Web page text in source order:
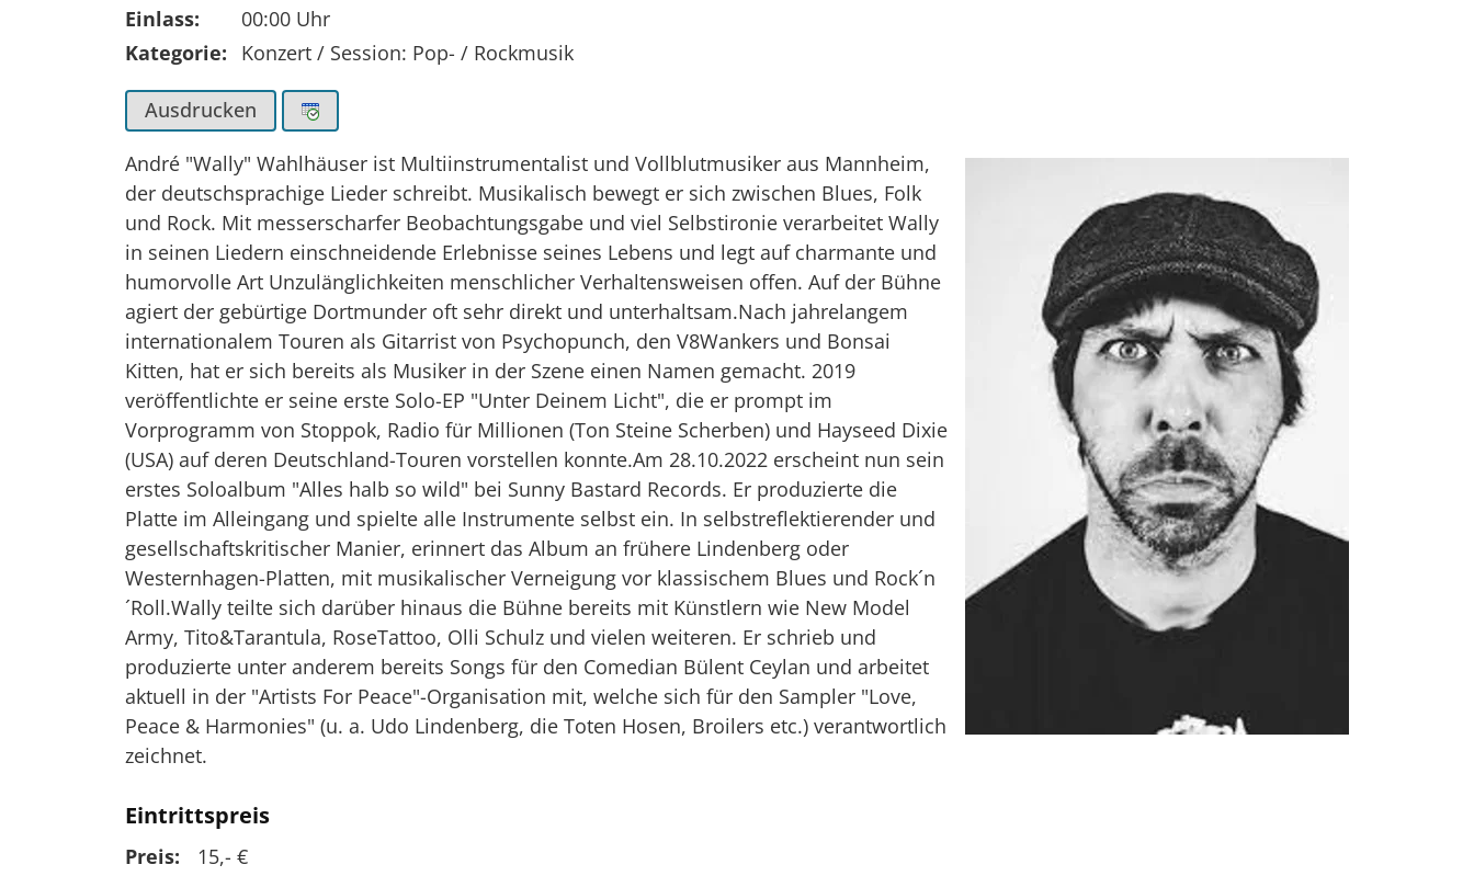
Einlass:
00:00 Uhr
Kategorie:
Konzert / Session: Pop- / Rockmusik
Ausdrucken
André "Wally" Wahlhäuser ist Multiinstrumentalist und Vollblutmusiker aus Mannheim,
der deutschsprachige Lieder schreibt. Musikalisch bewegt er sich zwischen Blues, Folk
und Rock. Mit messerscharfer Beobachtungsgabe und viel Selbstironie verarbeitet Wally
in seinen Liedern einschneidende Erlebnisse seines Lebens und legt auf charmante und
humorvolle Art Unzulänglichkeiten menschlicher Verhaltensweisen offen. Auf der Bühne
agiert der gebürtige Dortmunder oft sehr direkt und unterhaltsam.Nach jahrelangem
internationalem Touren als Gitarrist von Psychopunch, den V8Wankers und Bonsai
Kitten, hat er sich bereits als Musiker in der Szene einen Namen gemacht. 2019
veröffentlichte er seine erste Solo-EP "Unter Deinem Licht", die er prompt im
Vorprogramm von Stoppok, Radio für Millionen (Ton Steine Scherben) und Hayseed Dixie
(USA) auf deren Deutschland-Touren vorstellen konnte.Am 28.10.2022 erscheint nun sein
erstes Soloalbum "Alles halb so wild" bei Sunny Bastard Records. Er produzierte die
Platte im Alleingang und spielte alle Instrumente selbst ein. In selbstreflektierender und
gesellschaftskritischer Manier, erinnert das Album an frühere Lindenberg oder
Westernhagen-Platten, mit musikalischer Verneigung vor klassischem Blues und Rock´n
´Roll.Wally teilte sich darüber hinaus die Bühne bereits mit Künstlern wie New Model
Army, Tito&Tarantula, RoseTattoo, Olli Schulz und vielen weiteren. Er schrieb und
produzierte unter anderem bereits Songs für den Comedian Bülent Ceylan und arbeitet
aktuell in der "Artists For Peace"-Organisation mit, welche sich für den Sampler "Love,
Peace & Harmonies" (u. a. Udo Lindenberg, die Toten Hosen, Broilers etc.) verantwortlich
zeichnet.
Eintrittspreis
Preis: 15,- €